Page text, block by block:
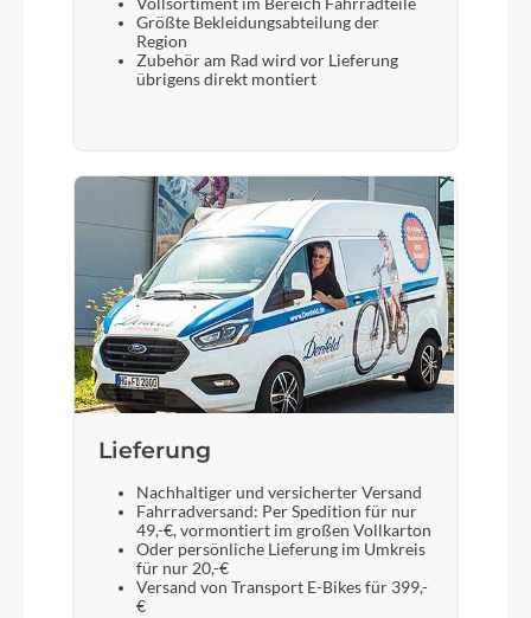
Vollsortiment im Bereich Fahrradteile
Größte Bekleidungsabteilung der
Region
Zubehör am Rad wird vor Lieferung
übrigens direkt montiert
Lieferung
Nachhaltiger und versicherter Versand
Fahrradversand: Per Spedition für nur
49,-€, vormontiert im großen Vollkarton
Oder persönliche Lieferung im Umkreis
für nur 20,-€
Versand von Transport E-Bikes für 399,-
€